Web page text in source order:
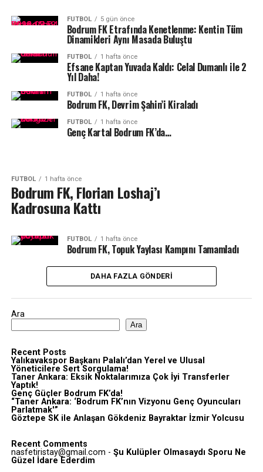
FUTBOL 5 gün önce
Bodrum FK Etrafında Kenetlenme: Kentin Tüm
Dinamikleri Aynı Masada Buluştu
FUTBOL 1 hafta önce
Efsane Kaptan Yuvada Kaldı: Celal Dumanlı ile 2
Yıl Daha!
FUTBOL 1 hafta önce
Bodrum FK, Devrim Şahin’i Kiraladı
FUTBOL 1 hafta önce
Genç Kartal Bodrum FK’da…
FUTBOL 1 hafta önce
Bodrum FK, Florian Loshaj’ı
Kadrosuna Kattı
FUTBOL 1 hafta önce
Bodrum FK, Topuk Yaylası Kampını Tamamladı
DAHA FAZLA GÖNDERI
Ara
Ara
Recent Posts
Yalıkavakspor Başkanı Palalı’dan Yerel ve Ulusal
Yöneticilere Sert Sorgulama!
Taner Ankara: Eksik Noktalarımıza Çok İyi Transferler
Yaptık!
Genç Güçler Bodrum FK’da!
“Taner Ankara: ‘Bodrum FK’nın Vizyonu Genç Oyuncuları
Parlatmak'”
Göztepe SK ile Anlaşan Gökdeniz Bayraktar İzmir Yolcusu
Recent Comments
nasfetiristay@gmail.com - Şu Kulüpler Olmasaydı Sporu Ne
Güzel İdare Ederdim